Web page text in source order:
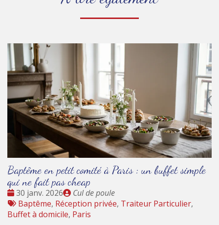
Baptême en petit comité à Paris : un buffet simple
qui ne fait pas cheap
Date
:
30 janv. 2026
Publié
par
Cul de poule
Tags
:
Baptême, Réception privée, Traiteur Particulier,
Buffet à domicile, Paris